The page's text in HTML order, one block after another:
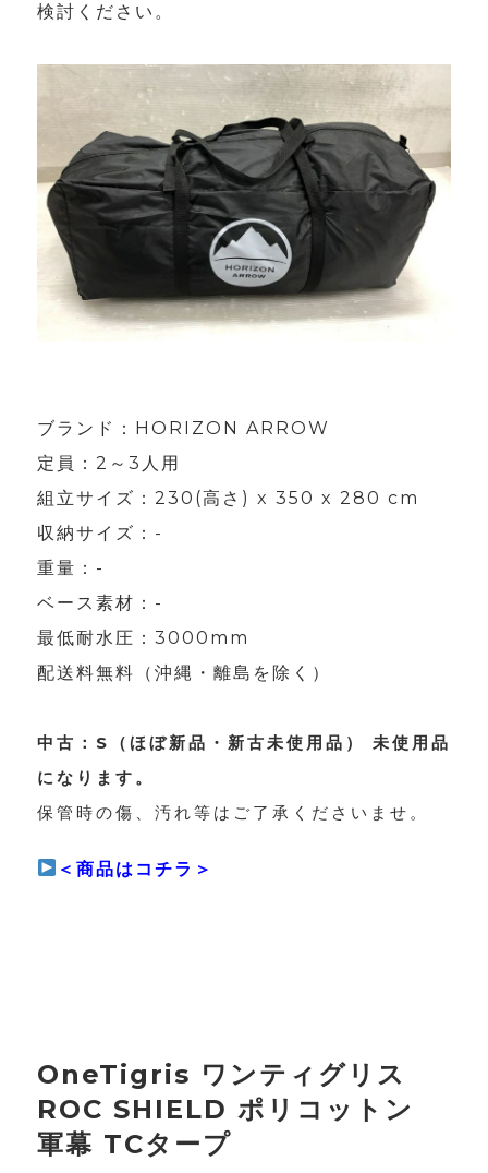
検討ください。
ブランド：HORIZON ARROW
定員：2～3人用
組立サイズ：230(高さ) x 350 x 280 cm
収納サイズ：-
重量：-
ベース素材：-
最低耐水圧：3000mm
配送料無料（沖縄・離島を除く）
中古：S（ほぼ新品・新古未使用品） 未使用品
になります。
保管時の傷、汚れ等はご了承くださいませ。
＜商品はコチラ＞
OneTigris ワンティグリス
ROC SHIELD ポリコットン
軍幕 TCタープ